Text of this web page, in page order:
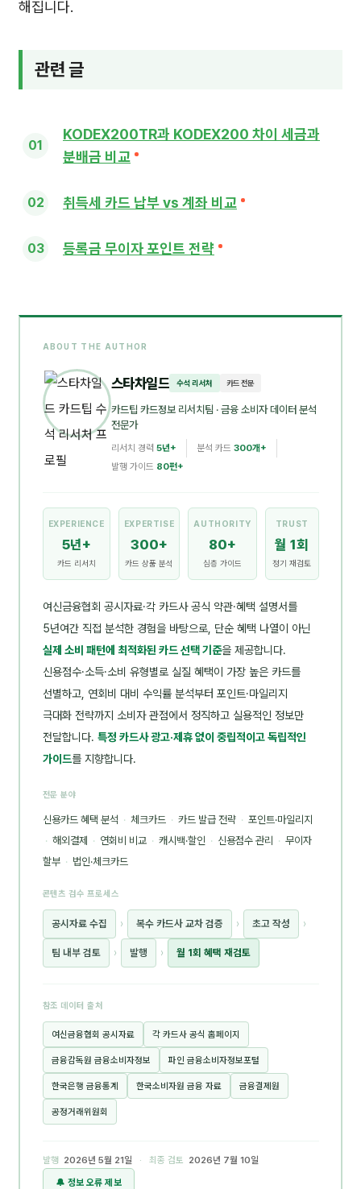
해집니다.
관련 글
KODEX200TR과 KODEX200 차이 세금과
분배금 비교
취득세 카드 납부 vs 계좌 비교
등록금 무이자 포인트 전략
ABOUT THE AUTHOR
스타차일드 수석 리서처 카드 전문
카드팁 카드정보 리서치팀 · 금융 소비자 데이터 분석
전문가
리서치 경력 5년+ 분석 카드 300개+
발행 가이드 80편+
EXPERIENCE
5년+
카드 리서치
EXPERTISE
300+
카드 상품 분석
AUTHORITY
80+
심층 가이드
TRUST
월 1회
정기 재검토
여신금융협회 공시자료·각 카드사 공식 약관·혜택 설명서를
5년여간 직접 분석한 경험을 바탕으로, 단순 혜택 나열이 아닌
실제 소비 패턴에 최적화된 카드 선택 기준을 제공합니다.
신용점수·소득·소비 유형별로 실질 혜택이 가장 높은 카드를
선별하고, 연회비 대비 수익률 분석부터 포인트·마일리지
극대화 전략까지 소비자 관점에서 정직하고 실용적인 정보만
전달합니다. 특정 카드사 광고·제휴 없이 중립적이고 독립적인
가이드를 지향합니다.
전문 분야
신용카드 혜택 분석 · 체크카드 · 카드 발급 전략 · 포인트·마일리지
· 해외결제 · 연회비 비교 · 캐시백·할인 · 신용점수 관리 · 무이자
할부 · 법인·체크카드
콘텐츠 검수 프로세스
공시자료 수집 › 복수 카드사 교차 검증 › 초고 작성 ›
팀 내부 검토 › 발행 › 월 1회 혜택 재검토
참조 데이터 출처
여신금융협회 공시자료 각 카드사 공식 홈페이지
금융감독원 금융소비자정보 파인 금융소비자정보포털
한국은행 금융통계 한국소비자원 금융 자료 금융결제원
공정거래위원회
발행 2026년 5월 21일 · 최종 검토
2026년 7월 10일
🔔 정보 오류 제보